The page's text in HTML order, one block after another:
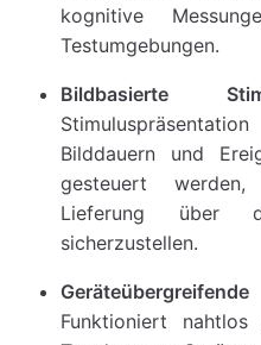
kognitive
Testumgebungen.
Bildbasierte
Bilddauern und
gesteuert
Lieferung über
sicherzustellen.
Funktioniert